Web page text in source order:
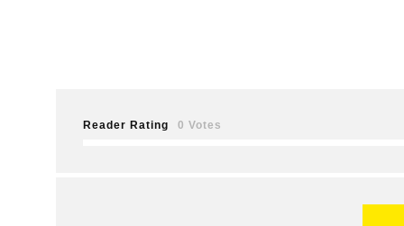
Reader Rating 0 Votes